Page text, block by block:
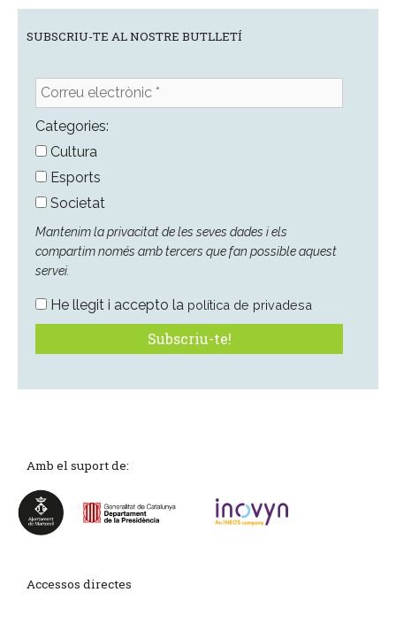
SUBSCRIU-TE AL NOSTRE BUTLLETÍ
Correu
electrònic
*Categories:
Cultura
Esports
Societat
Mantenim la privacitat de les seves dades i els
compartim només amb tercers que fan possible aquest
servei.
He llegit i accepto la política de privadesa
Amb el suport de:
Accessos directes